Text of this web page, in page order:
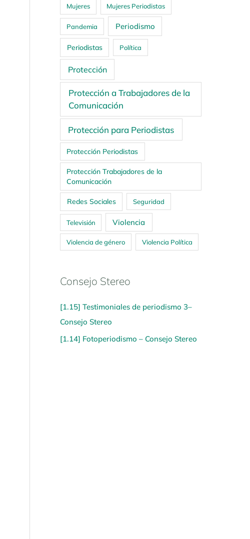
Mujeres Mujeres Periodistas
Pandemia Periodismo
Periodistas Política
Protección
Protección a Trabajadores de la
Comunicación
Protección para Periodistas
Protección Periodistas
Protección Trabajadores de la
Comunicación
Redes Sociales Seguridad
Televisión Violencia
Violencia de género Violencia Política
Consejo Stereo
[1.15] Testimoniales de periodismo 3–
Consejo Stereo
[1.14] Fotoperiodismo – Consejo Stereo